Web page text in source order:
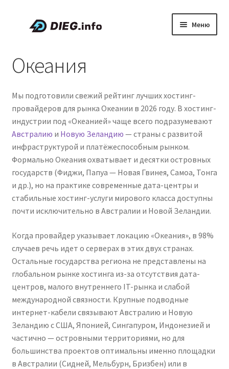
Перейти
Перейти
Меню
О проекте DIEG
Русский
меню
Океания
Мы подготовили свежий рейтинг лучших хостинг-
провайдеров для рынка Океании в 2026 году. В хостинг-
индустрии под «Океанией» чаще всего подразумевают
Австралию и Новую Зеландию — страны с развитой
инфраструктурой и платёжеспособным рынком.
Формально Океания охватывает и десятки островных
государств (Фиджи, Папуа — Новая Гвинея, Самоа, Тонга
и др.), но на практике современные дата-центры и
стабильные хостинг-услуги мирового класса доступны
почти исключительно в Австралии и Новой Зеландии.
Когда провайдер указывает локацию «Океания», в 98%
случаев речь идет о серверах в этих двух странах.
Остальные государства региона не представлены на
глобальном рынке хостинга из-за отсутствия дата-
центров, малого внутреннего IT-рынка и слабой
международной связности. Крупные подводные
интернет-кабели связывают Австралию и Новую
Зеландию с США, Японией, Сингапуром, Индонезией и
частично — островными территориями, но для
большинства проектов оптимальны именно площадки
в Австралии (Сидней, Мельбурн, Бризбен) или в